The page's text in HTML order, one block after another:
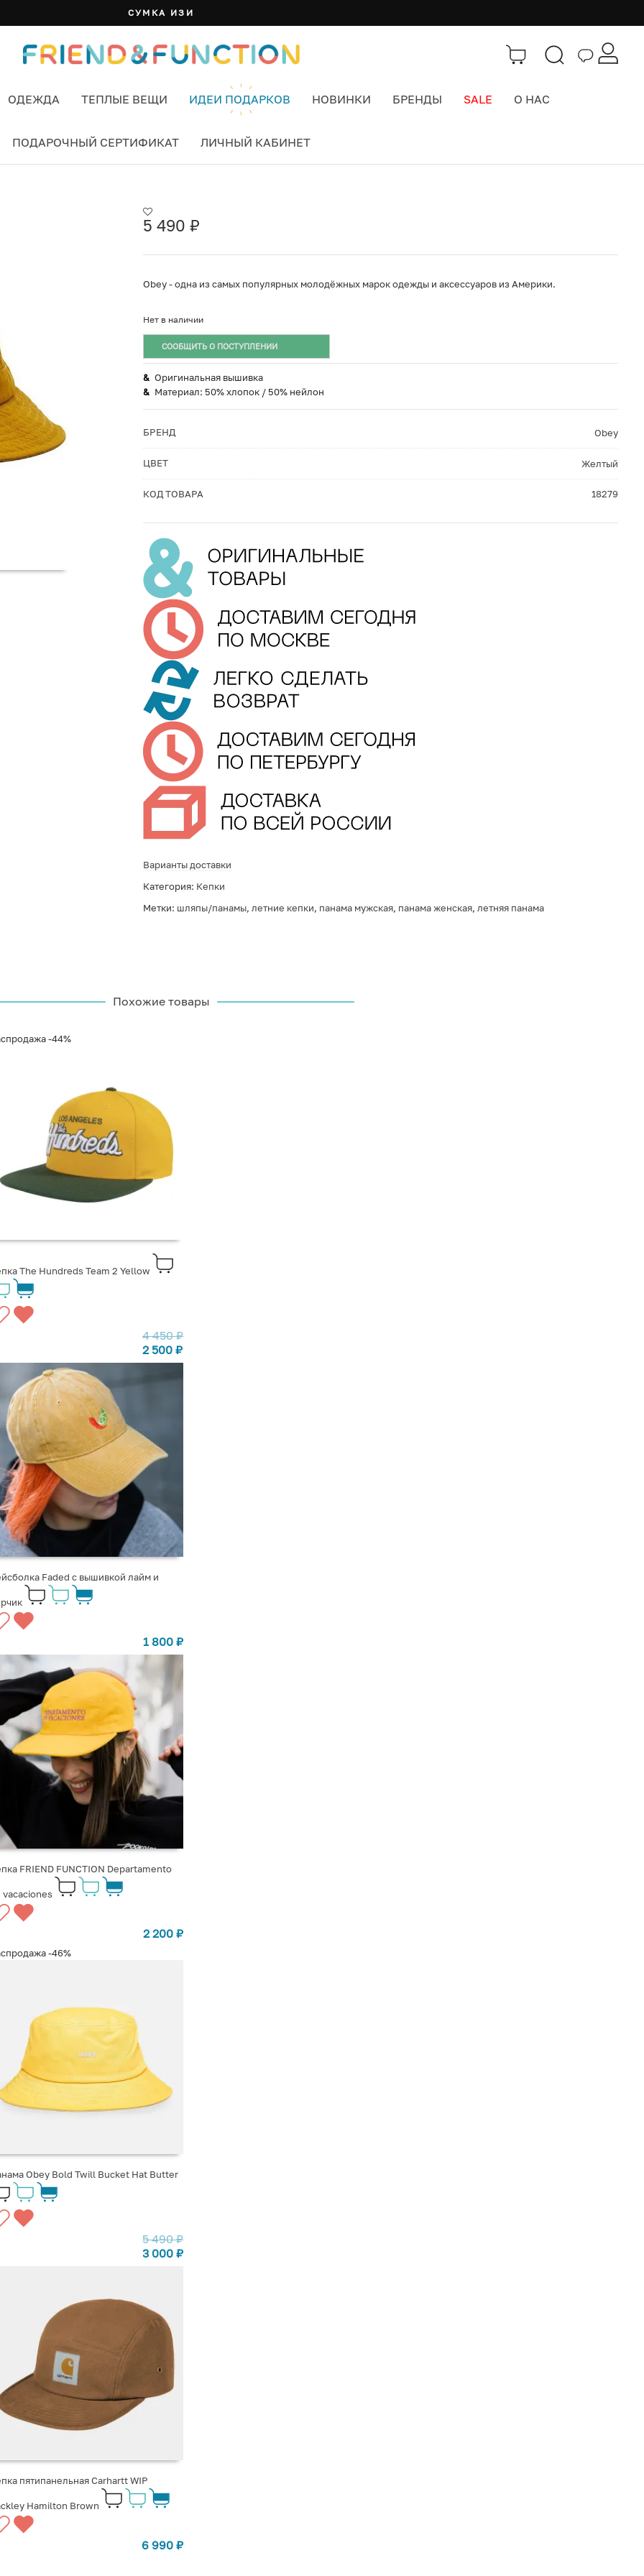
ОДЕЖДА ТЕПЛЫЕ ВЕЩИ ИДЕИ ПОДАРКОВ НОВИНКИ БРЕНДЫ SALE О НАС
ПОДАРОЧНЫЙ СЕРТИФИКАТ ЛИЧНЫЙ КАБИНЕТ
5 490 ₽
Obey - одна из самых популярных молодёжных марок одежды и аксессуаров из Америки.
Нет в наличии
СООБЩИТЬ О ПОСТУПЛЕНИИ
Оригинальная вышивка
Материал: 50% хлопок / 50% нейлон
БРЕНД Obey
ЦВЕТ Желтый
КОД ТОВАРА 18279
Варианты доставки
Категория: Кепки
Метки: шляпы/панамы, летние кепки, панама мужская, панама женская, летняя панама
Похожие товары
-44%
The Hundreds Team 2 Yellow
4 450₽
2 500₽
Faded с вышивкой лайм и
1 800₽
FRIEND FUNCTION Departamento
vacaciones
2 200₽
-46%
Obey Bold Twill Bucket Hat Butter
5 490₽
3 000₽
пятипанельная Carhartt WIP
Hamilton Brown
6 990₽